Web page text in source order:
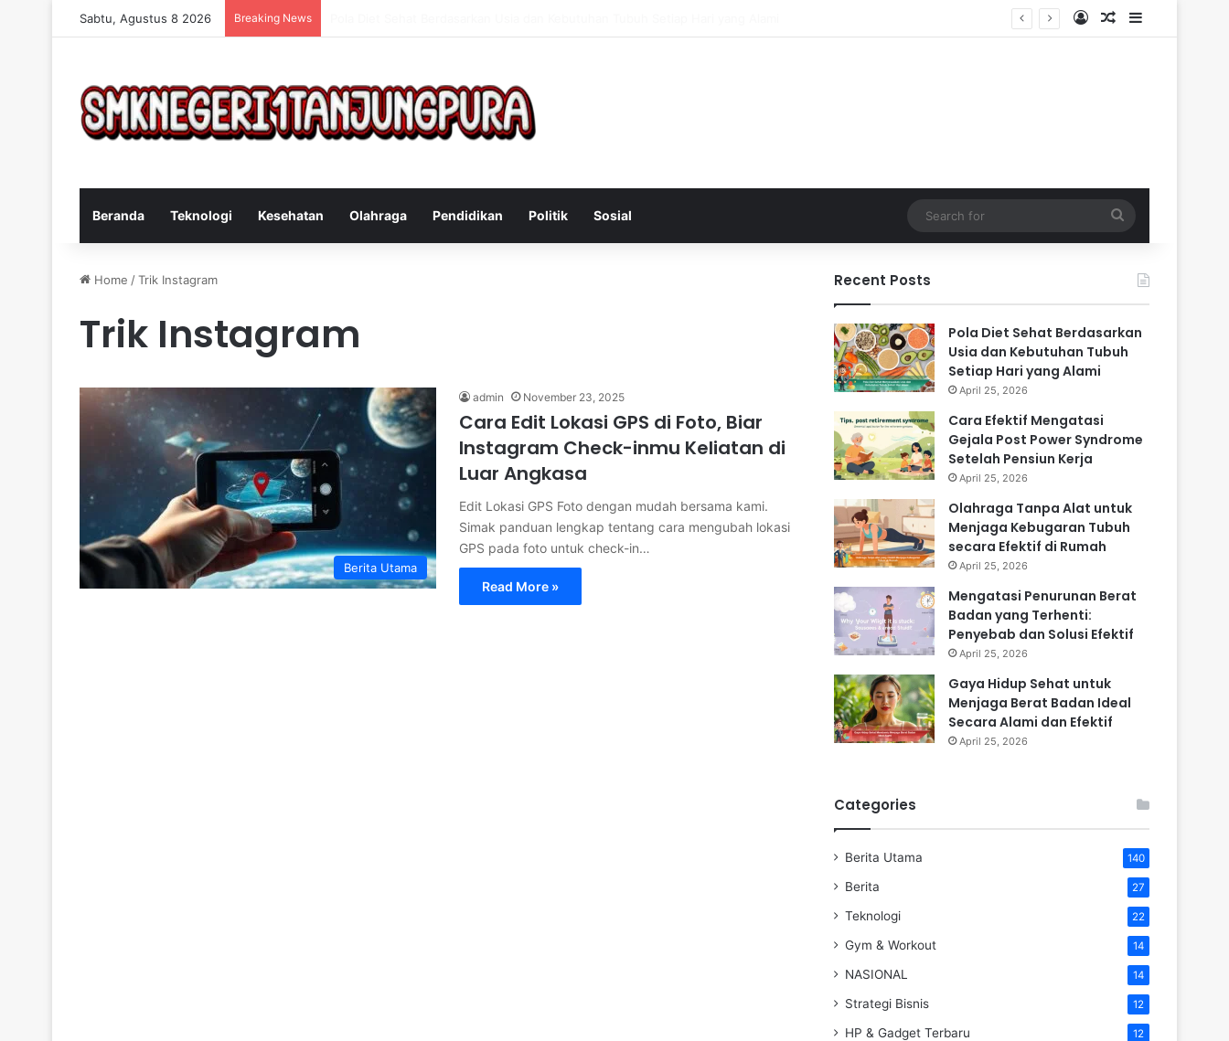
Sabtu, Agustus 8 2026 Breaking News Log InRandom Article
Sidebar
Beranda Teknologi Kesehatan Olahraga Pendidikan Politik Sosial
for
Home /Trik Instagram
Trik Instagram
Berita Utama
admin November 23, 2025
Cara Edit Lokasi GPS di Foto, Biar
Instagram Check-inmu Keliatan di
Luar Angkasa
Edit Lokasi GPS Foto dengan mudah bersama kami.
Simak panduan lengkap tentang cara mengubah lokasi
GPS pada foto untuk check-in…
Read More »
Recent Posts
Pola Diet Sehat Berdasarkan
Usia dan Kebutuhan Tubuh
Setiap Hari yang Alami
April 25, 2026
Cara Efektif Mengatasi
Gejala Post Power Syndrome
Setelah Pensiun Kerja
April 25, 2026
Olahraga Tanpa Alat untuk
Menjaga Kebugaran Tubuh
secara Efektif di Rumah
April 25, 2026
Mengatasi Penurunan Berat
Badan yang Terhenti:
Penyebab dan Solusi Efektif
April 25, 2026
Gaya Hidup Sehat untuk
Menjaga Berat Badan Ideal
Secara Alami dan Efektif
April 25, 2026
Categories
Berita Utama 140
Berita 27
Teknologi 22
Gym & Workout 14
NASIONAL 14
Strategi Bisnis 12
HP & Gadget Terbaru 12